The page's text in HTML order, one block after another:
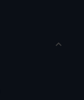
expand_more